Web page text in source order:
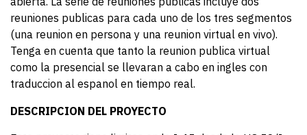
reuniones publicas para cada uno de los tres segmentos
(una reunion en persona y una reunion virtual en vivo).
Tenga en cuenta que tanto la reunion publica virtual
como la presencial se llevaran a cabo en ingles con
traduccion al espanol en tiempo real.
DESCRIPCION DEL PROYECTO